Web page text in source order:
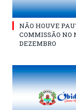
NÃO HOUVE
COMMISSÃO NO
DEZEMBRO